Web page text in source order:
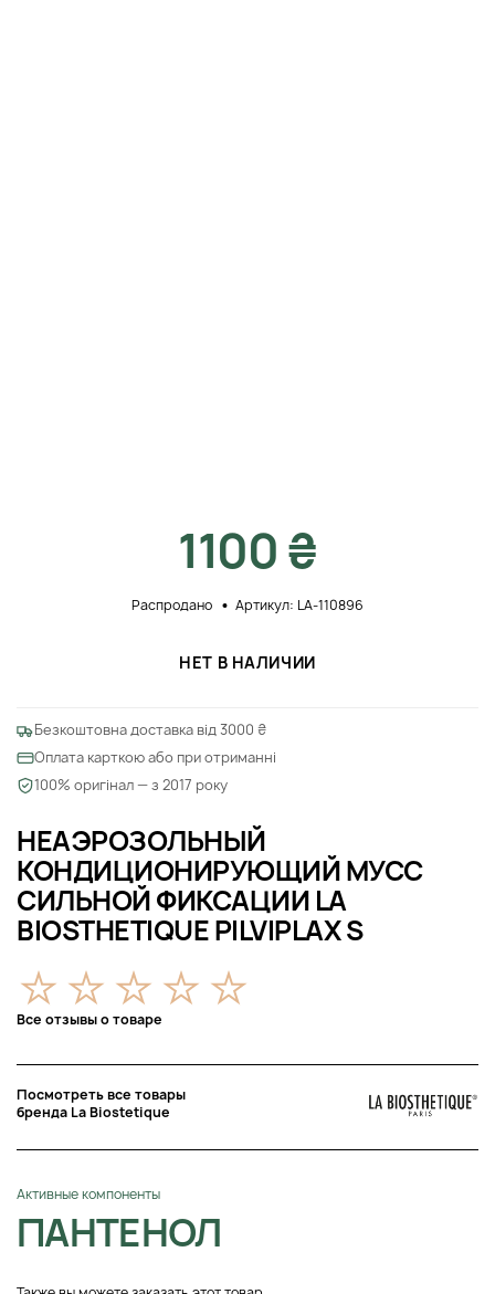
НЕАЭРОЗОЛЬНЫЙ
КОНДИЦИОНИРУЮЩИЙ МУСС
СИЛЬНОЙ ФИКСАЦИИ LA
BIOSTHETIQUE PILVIPLAX S
Все отзывы о товаре
Посмотреть все товары
бренда La Biostetique
Активные компоненты
ПАНТЕНОЛ
1100 ₴
Распродано Артикул: LA-110896
НЕТ В НАЛИЧИИ
Безкоштовна доставка від 3000 ₴
Оплата карткою або при отриманні
100% оригінал — з 2017 року